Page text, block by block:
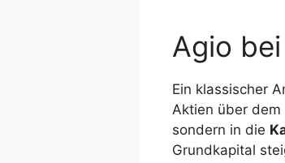
Agio
Ein klassischer
Aktien über
sondern in die
Grundkapital